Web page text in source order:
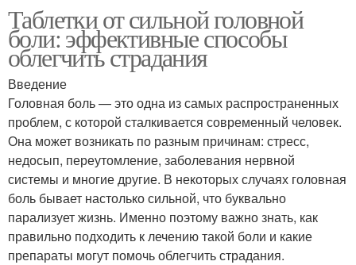
Таблетки от сильной головной
боли: эффективные способы
облегчить страдания
Введение
Головная боль — это одна из самых распространенных
проблем, с которой сталкивается современный человек.
Она может возникать по разным причинам: стресс,
недосып, переутомление, заболевания нервной
системы и многие другие. В некоторых случаях головная
боль бывает настолько сильной, что буквально
парализует жизнь. Именно поэтому важно знать, как
правильно подходить к лечению такой боли и какие
препараты могут помочь облегчить страдания.